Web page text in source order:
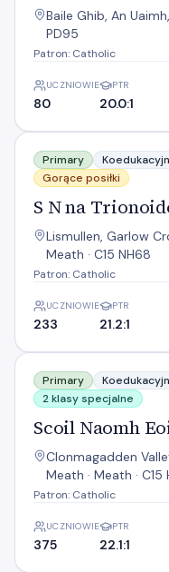
Baile Ghib, An
PD95
Patron: Catholic
UCZNIOWIE
80
PTR
20.0:1
S N na Trionoide Naofa
Primary
Gorące posiłki
S N na
Lismullen, Garlow
Meath · C15 NH68
Patron: Catholic
UCZNIOWIE
233
PTR
21.2:1
Scoil Naomh Eoin
Primary
2 klasy specjalne
Scoil Naomh
Clonmagadden
Meath · Meath · C15
Patron: Catholic
UCZNIOWIE
375
PTR
22.1:1